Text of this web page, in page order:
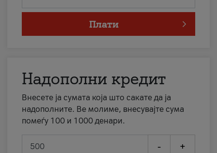
Плати
Надополни кредит
Внесете ја сумата која што сакате да ја
надополните. Ве молиме, внесувајте сума
помеѓу 100 и 1000 денари.
- +